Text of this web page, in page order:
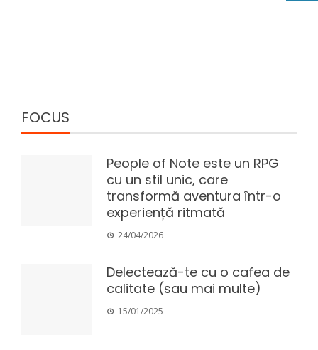
FOCUS
People of Note este un RPG
cu un stil unic, care
transformă aventura într-o
experiență ritmată
24/04/2026
Delectează-te cu o cafea de
calitate (sau mai multe)
15/01/2025